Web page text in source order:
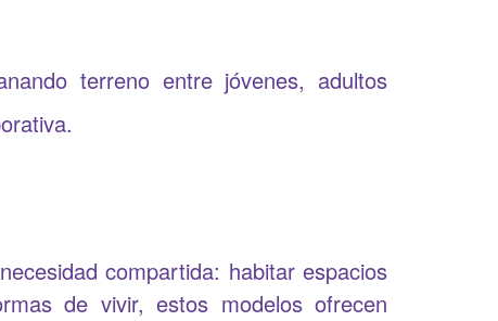
terreno entre jóvenes, adultos
compartida: habitar espacios
de vivir, estos modelos ofrecen